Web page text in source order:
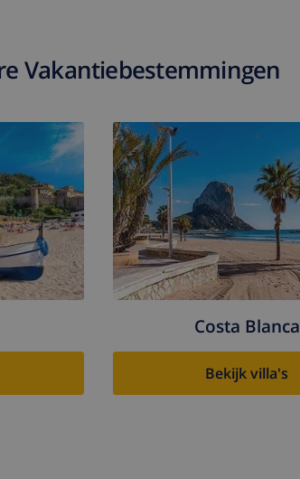
Vakantiebestemmingen
Costa Blanca
Bekijk villa's